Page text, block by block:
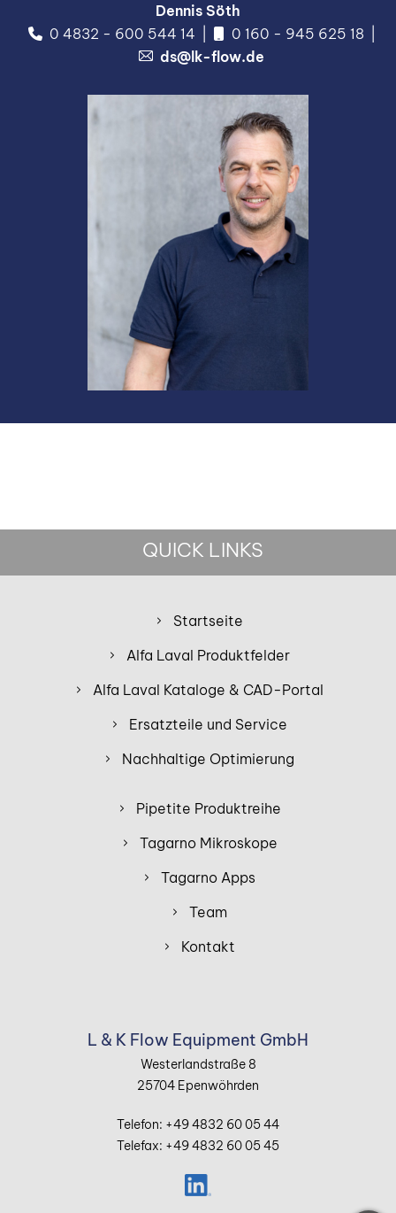
Dennis Söth
0 4832 - 600 544 14
0 160 - 945 625 18
ds@lk-flow.de
QUICK LINKS
Startseite
Alfa Laval Produktfelder
Alfa Laval Kataloge & CAD-Portal
Ersatzteile und Service
Nachhaltige Optimierung
Pipetite Produktreihe
Tagarno Mikroskope
Tagarno Apps
Team
Kontakt
L & K Flow Equipment GmbH
Westerlandstraße 8
25704 Epenwöhrden
Telefon: +49 4832 60 05 44
Telefax: +49 4832 60 05 45